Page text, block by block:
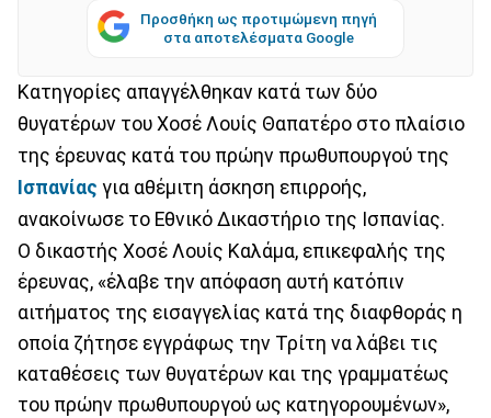
Προσθήκη ως προτιμώμενη πηγή
στα αποτελέσματα Google
Κατηγορίες απαγγέλθηκαν κατά των δύο
θυγατέρων του Χοσέ Λουίς Θαπατέρο στο πλαίσιο
της έρευνας κατά του πρώην πρωθυπουργού της
Ισπανίας για αθέμιτη άσκηση επιρροής,
ανακοίνωσε το Εθνικό Δικαστήριο της Ισπανίας.
Ο δικαστής Χοσέ Λουίς Καλάμα, επικεφαλής της
έρευνας, «έλαβε την απόφαση αυτή κατόπιν
αιτήματος της εισαγγελίας κατά της διαφθοράς η
οποία ζήτησε εγγράφως την Τρίτη να λάβει τις
καταθέσεις των θυγατέρων και της γραμματέως
του πρώην πρωθυπουργού ως κατηγορουμένων»,